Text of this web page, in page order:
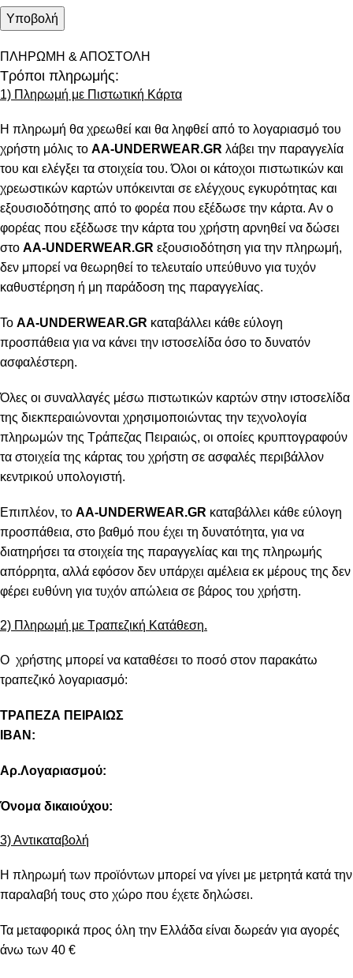
ΠΛΗΡΩΜΗ & ΑΠΟΣΤΟΛΗ
Τρόποι πληρωμής:
1) Πληρωμή με Πιστωτική Κάρτα
Η πληρωμή θα χρεωθεί και θα ληφθεί από το λογαριασμό του
χρήστη μόλις το AA-UNDERWEAR.GR λάβει την παραγγελία
του και ελέγξει τα στοιχεία του. Όλοι οι κάτοχοι πιστωτικών και
χρεωστικών καρτών υπόκεινται σε ελέγχους εγκυρότητας και
εξουσιοδότησης από το φορέα που εξέδωσε την κάρτα. Αν ο
φορέας που εξέδωσε την κάρτα του χρήστη αρνηθεί να δώσει
στο AA-UNDERWEAR.GR εξουσιοδότηση για την πληρωμή,
δεν μπορεί να θεωρηθεί το τελευταίο υπεύθυνο για τυχόν
καθυστέρηση ή μη παράδοση της παραγγελίας.
Το AA-UNDERWEAR.GR καταβάλλει κάθε εύλογη
προσπάθεια για να κάνει την ιστοσελίδα όσο το δυνατόν
ασφαλέστερη.
Όλες οι συναλλαγές μέσω πιστωτικών καρτών στην ιστοσελίδα
της διεκπεραιώνονται χρησιμοποιώντας την τεχνολογία
πληρωμών της Τράπεζας Πειραιώς, οι οποίες κρυπτογραφούν
τα στοιχεία της κάρτας του χρήστη σε ασφαλές περιβάλλον
κεντρικού υπολογιστή.
Επιπλέον, το AA-UNDERWEAR.GR καταβάλλει κάθε εύλογη
προσπάθεια, στο βαθμό που έχει τη δυνατότητα, για να
διατηρήσει τα στοιχεία της παραγγελίας και της πληρωμής
απόρρητα, αλλά εφόσον δεν υπάρχει αμέλεια εκ μέρους της δεν
φέρει ευθύνη για τυχόν απώλεια σε βάρος του χρήστη.
2) Πληρωμή με Τραπεζική Κατάθεση.
Ο χρήστης μπορεί να καταθέσει το ποσό στον παρακάτω
τραπεζικό λογαριασμό:
ΤΡΑΠΕΖΑ ΠΕΙΡΑΙΩΣ
IBAN:
Αρ.Λογαριασμού:
Όνομα δικαιούχου:
3) Αντικαταβολή
Η πληρωμή των προϊόντων μπορεί να γίνει με μετρητά κατά την
παραλαβή τους στο χώρο που έχετε δηλώσει.
Τα μεταφορικά προς όλη την Ελλάδα είναι δωρεάν για αγορές
άνω των 40 €